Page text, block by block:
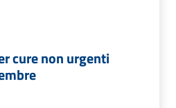
cure non urgenti